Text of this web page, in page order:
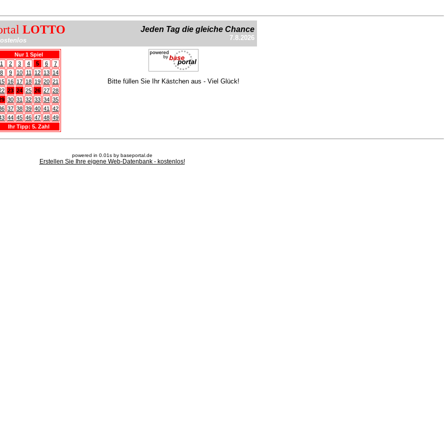
LOTTO Jeden Tag die gleiche Chance
7.8.2026
Nur 1 Spiel
1
2 3 4 5 6
7
8
9 10 11 12 13 14
16 17 18 19 20 21
23 24 25 26 27 28
30 31 32 33 34 35
37 38 39 40 41
42
44 45 46 47 48 49
Ihr Tipp: 5. Zahl
Bitte füllen Sie Ihr Kästchen aus - Viel Glück!
powered in 0.01s by baseportal.de
Erstellen Sie Ihre eigene Web-Datenbank - kostenlos!